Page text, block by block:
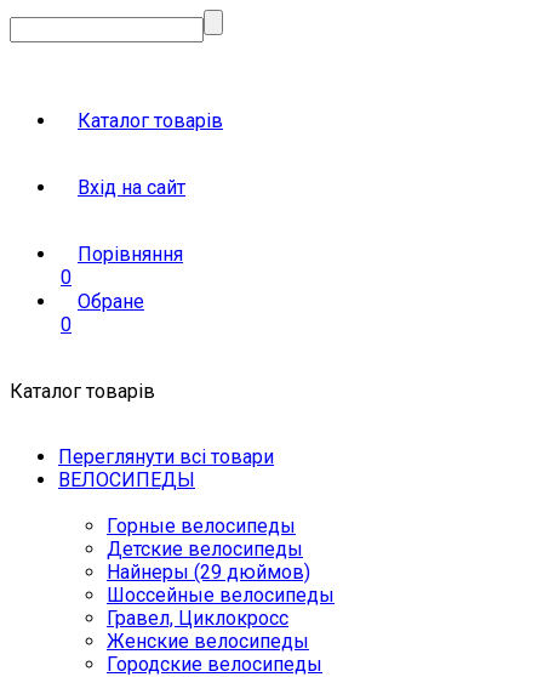
Каталог товарів
Вхід на сайт
Порівняння
0
Обране
0
Каталог товарів
Переглянути всі товари
ВЕЛОСИПЕДЫ
Горные велосипеды
Детские велосипеды
Найнеры (29 дюймов)
Шоссейные велосипеды
Гравел, Циклокросс
Женские велосипеды
Городcкие велосипеды